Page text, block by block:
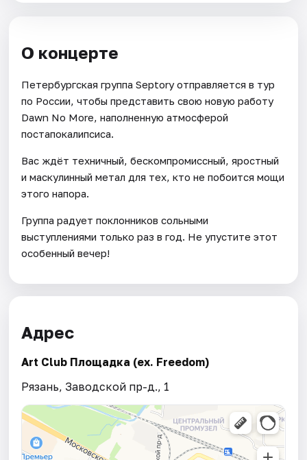
О концерте
Петербургская группа Septory отправляется в тур
по России, чтобы представить свою новую работу
Dawn No More, наполненную атмосферой
постапокалипсиса.
Вас ждёт техничный, бескомпромиссный, яростный
и маскулинный метал для тех, кто не побоится мощи
этого напора.
Группа радует поклонников сольными
выступлениями только раз в год. Не упустите этот
особенный вечер!
Адрес
Art Club Площадка (ex. Freedom)
Рязань, Заводской пр-д., 1